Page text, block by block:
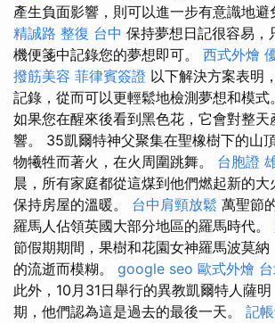
產生負面影響，則可以進一步有意識地避
精誠路 整復 台中 保持夢想日記很容易，
機便箋中記錄您的夢想即可。 西式外燴
撥筋美容 菲律賓簽證 以下解決方案表明
記錄，從而可以更輕鬆地檢測夢想和模式
如果您在醒來後看到黑色花，它會對整
響。 35凱爾特神父聚集在聖橡樹下的山
物犧牲而著火，在火周圍跳舞。 台胞證
晨，所有家庭都從這煤到他們燃起新的
保持房屋的溫暖。 台中肩頸放鬆 萬聖節
羅馬人佔領英國大部分地區的羅馬時代。
節假期期間，果樹和花園女神羅馬波莫納
的流逝而模糊。 google seo 歐式外燴
此外，10月31日舉行的異教凱爾特人薩
期，他們認為這是過去的最後一天。 記